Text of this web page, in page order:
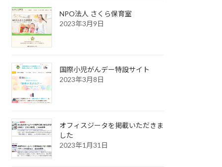
NPO法人 さくら保育室
2023年3月9日
国際小児がんデー特設サイト
2023年3月8日
オフィスジータを掲載いただきま
した
2023年1月31日